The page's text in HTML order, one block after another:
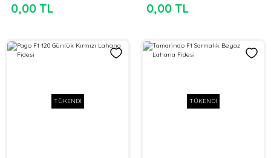
0,00 TL 0,00 TL
TÜKENDİ TÜKENDİ